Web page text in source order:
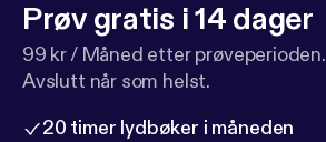
Prøv gratis i 14 dager
99 kr / Måned etter prøveperioden.
Avslutt når som helst.
20 timer lydbøker i måneden